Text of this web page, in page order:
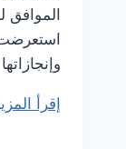
استعرضت
إقرأ